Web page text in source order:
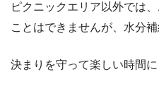
ピクニックエリア以外では
ことはできませんが、水分
決まりを守って楽しい時間に